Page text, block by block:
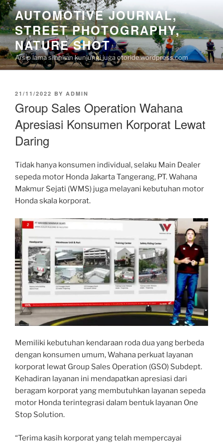
Skip
to
content
AUTOMOTIVE JOURNAL,
STREET PHOTOGRAPHY,
NATURE SHOT
Arsip lama silahkan kunjungi juga otoride.wordpress.com
POSTED
21/11/2022 BY ADMIN
Group Sales Operation Wahana
Apresiasi Konsumen Korporat Lewat
Daring
Tidak hanya konsumen individual, selaku Main Dealer
sepeda motor Honda Jakarta Tangerang, PT. Wahana
Makmur Sejati (WMS) juga melayani kebutuhan motor
Honda skala korporat.
Memiliki kebutuhan kendaraan roda dua yang berbeda
dengan konsumen umum, Wahana perkuat layanan
korporat lewat Group Sales Operation (GSO) Subdept.
Kehadiran layanan ini mendapatkan apresiasi dari
beragam korporat yang membutuhkan layanan sepeda
motor Honda terintegrasi dalam bentuk layanan One
Stop Solution.
“Terima kasih korporat yang telah mempercayai